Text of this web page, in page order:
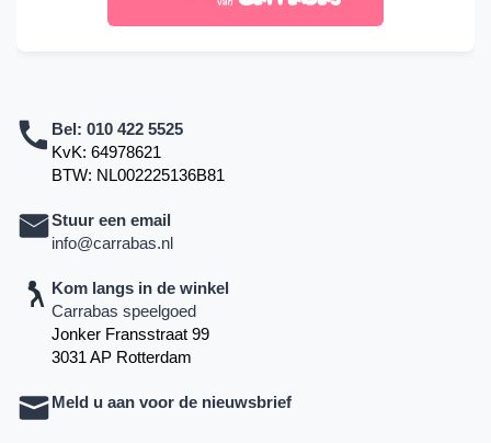
Bel: 010 422 5525
KvK: 64978621
BTW: NL002225136B81
Stuur een email
info@carrabas.nl
Kom langs in de winkel
Carrabas speelgoed
Jonker Fransstraat 99
3031 AP Rotterdam
Meld u aan voor de nieuwsbrief